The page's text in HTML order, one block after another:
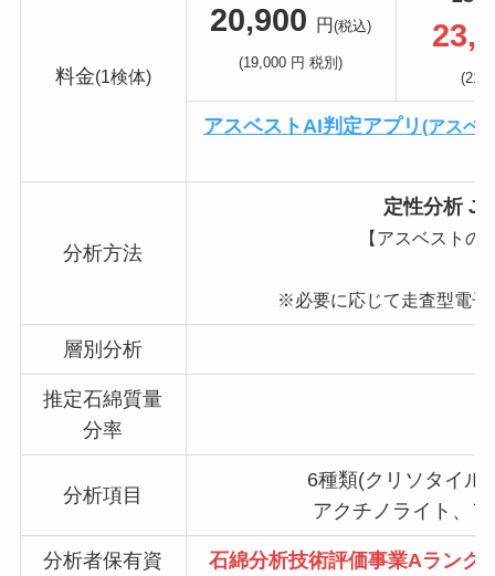
料金(1検体)
20,900 円(税込)
(19,000 円 税別)
アスベストAI判定アプリ (アスベ
分析方法
定性分析
【アスベスト
※必要に応じて走査型電子
層別分析
推定石綿質量
分率
分析項目
6種類(クリソタイル
アクチノライト、
分析者保有資
石綿分析技術評価事業Aランク